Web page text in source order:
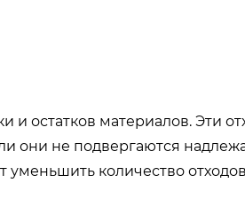
и остатков материалов. Эти
они не подвергаются
количество